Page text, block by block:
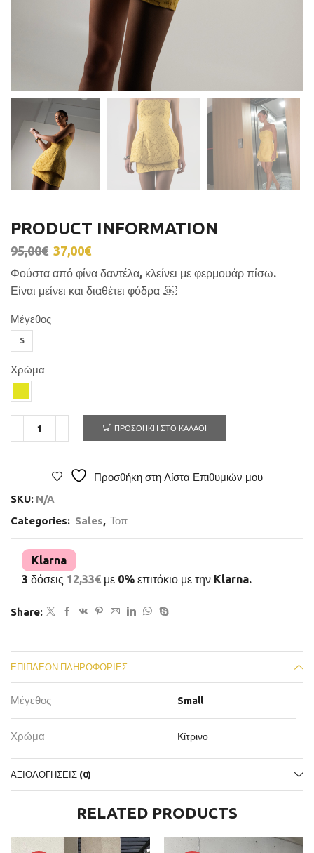
PRODUCT INFORMATION
95,00€ 37,00€
Φούστα από φίνα δαντέλα, κλείνει με φερμουάρ πίσω.
Είναι μείνει και διαθέτει φόδρα .￼
Μέγεθος
S
Χρώμα
ΠΡΟΣΘΉΚΗ ΣΤΟ ΚΑΛΆΘΙ
Προσθήκη στη Λίστα Επιθυμιών μου
SKU: N/A
Categories: Sales, Τοπ
Klarna
3 δόσεις 12,33€ με 0% επιτόκιο με την Klarna.
Share:
ΕΠΙΠΛΈΟΝ ΠΛΗΡΟΦΟΡΊΕΣ
Μέγεθος Small
Χρώμα Κίτρινο
ΑΞΙΟΛΟΓΉΣΕΙΣ (0)
RELATED PRODUCTS